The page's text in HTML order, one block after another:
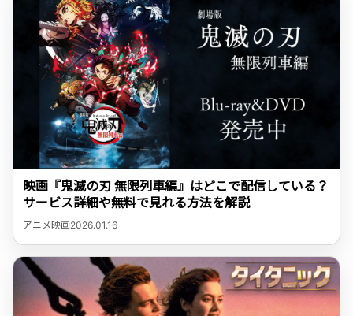
映画『鬼滅の刃 無限列車編』はどこで配信している？
サービス詳細や無料で見れる方法を解説
アニメ映画2026.01.16